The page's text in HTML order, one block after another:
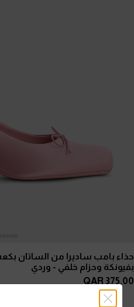
حذاء بامب ساديرا من الساتان
بفيونكة وحزام خلفي - وردي
375.00 QAR